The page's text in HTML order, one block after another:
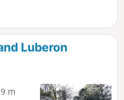
sont splendides et
on rencontre
où ce massif était un
de préférence au
Luberon
m